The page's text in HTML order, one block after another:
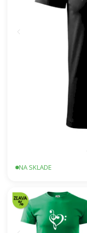
NA SKLADE